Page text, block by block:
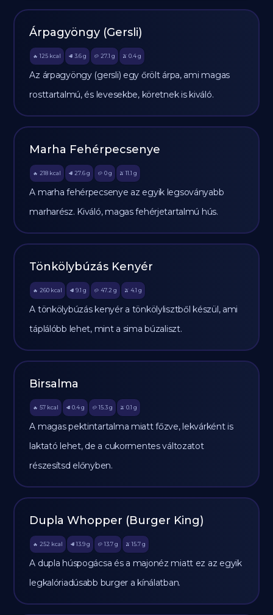
Árpagyöngy (Gersli)
🔥 125 kcal 🥩 3.6 g 🥔 27.1 g 🫒 0.4 g
Az árpagyöngy (gersli) egy őrölt árpa, ami magas
rosttartalmú, és levesekbe, köretnek is kiváló.
Marha Fehérpecsenye
🔥 218 kcal 🥩 27.6 g 🥔 0g 🫒 11.1 g
A marha fehérpecsenye az egyik legsoványabb
marharész. Kiváló, magas fehérjetartalmú hús.
Tönkölybúzás Kenyér
🔥 260 kcal 🥩 9.1 g 🥔 47.2 g 🫒 4.1 g
A tönkölybúzás kenyér a tönkölylisztből készül, ami
táplálóbb lehet, mint a sima búzaliszt.
Birsalma
🔥 57 kcal 🥩 0.4 g 🥔 15.3g 🫒 0.1 g
A magas pektintartalma miatt főzve, lekvárként is
laktató lehet, de a cukormentes változatot
részesítsd előnyben.
Dupla Whopper (Burger King)
🔥 252 kcal 🥩 13.9 g 🥔 13.7g 🫒 15.7 g
A dupla húspogácsa és a majonéz miatt ez az egyik
legkalóriadúsabb burger a kínálatban.